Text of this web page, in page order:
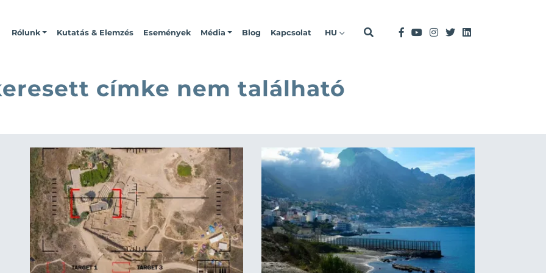
Rólunk Kutatás & Elemzés Események Média Blog Kapcsolat HU
címke nem található